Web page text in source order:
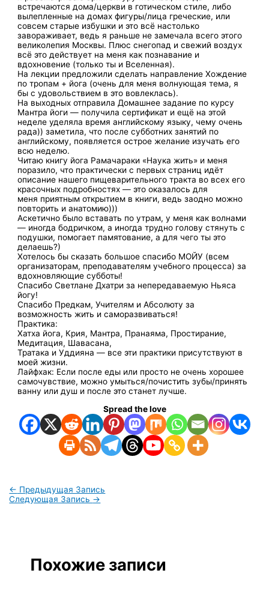
встречаются дома/церкви в готическом стиле, либо
вылепленные на домах фигуры/лица греческие, или
совсем старые избушки и это всё настолько
завораживает, ведь я раньше не замечала всего этого
великолепия Москвы. Плюс снегопад и свежий воздух
всё это действует на меня как познавание и
вдохновение (только ты и Вселенная).
На лекции предложили сделать направление Хождение
по тропам + йога (очень для меня волнующая тема, я
бы с удовольствием в это вовлеклась).
На выходных отправила Домашнее задание по курсу
Мантра йоги — получила сертификат и ещё на этой
неделе уделяла время английскому языку, чему очень
рада)) заметила, что после субботних занятий по
английскому, появляется острое желание изучать его
всю неделю.
Читаю книгу йога Рамачараки «Наука жить» и меня
поразило, что практически с первых страниц идёт
описание нашего пищеварительного тракта во всех его
красочных подробностях — это оказалось для
меня приятным открытием в книги, ведь заодно можно
повторить и анатомию)))
Аскетично было вставать по утрам, у меня как волнами
— иногда бодричком, а иногда трудно голову стянуть с
подушки, помогает памятование, а для чего ты это
делаешь?)
Хотелось бы сказать большое спасибо МОЙУ (всем
организаторам, преподавателям учебного процесса) за
вдохновляющие субботы!
Спасибо Светлане Дхатри за непередаваемую Ньяса
йогу!
Спасибо Предкам, Учителям и Абсолюту за
возможность жить и саморазвиваться!
Практика:
Хатха йога, Крия, Мантра, Пранаяма, Простирание,
Медитация, Шавасана,
Тратака и Уддияна — все эти практики присутствуют в
моей жизни.
Лайфхак: Если после еды или просто не очень хорошее
самочувствие, можно умыться/почистить зубы/принять
ванну или душ и после это станет лучше.
Spread the love
← Предыдущая Запись
Следующая Запись →
Похожие записи